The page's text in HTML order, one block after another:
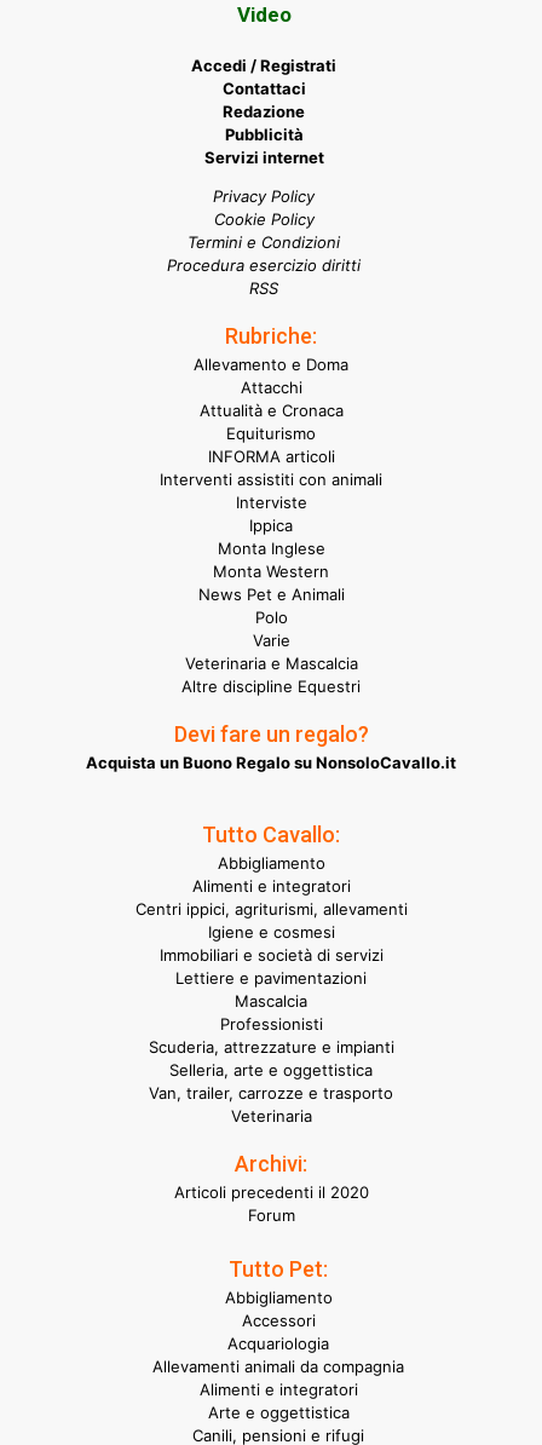
Video
Accedi / Registrati
Contattaci
Redazione
Pubblicità
Servizi internet
Privacy Policy
Cookie Policy
Termini e Condizioni
Procedura esercizio diritti
RSS
Rubriche:
Allevamento e Doma
Attacchi
Attualità e Cronaca
Equiturismo
INFORMA articoli
Interventi assistiti con animali
Interviste
Ippica
Monta Inglese
Monta Western
News Pet e Animali
Polo
Varie
Veterinaria e Mascalcia
Altre discipline Equestri
Devi fare un regalo?
Acquista un Buono Regalo su NonsoloCavallo.it
Tutto Cavallo:
Abbigliamento
Alimenti e integratori
Centri ippici, agriturismi, allevamenti
Igiene e cosmesi
Immobiliari e società di servizi
Lettiere e pavimentazioni
Mascalcia
Professionisti
Scuderia, attrezzature e impianti
Selleria, arte e oggettistica
Van, trailer, carrozze e trasporto
Veterinaria
Archivi:
Articoli precedenti il 2020
Forum
Tutto Pet:
Abbigliamento
Accessori
Acquariologia
Allevamenti animali da compagnia
Alimenti e integratori
Arte e oggettistica
Canili, pensioni e rifugi